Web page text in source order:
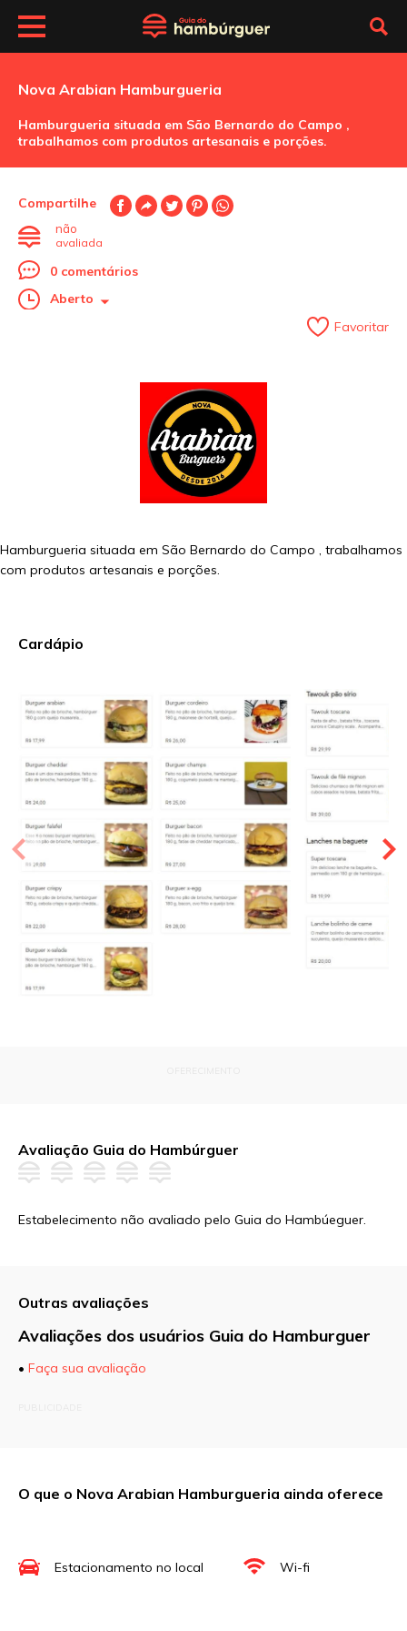
Nova Arabian Hamburgueria
Hamburgueria situada em São Bernardo do Campo ,
trabalhamos com produtos artesanais e porções.
Compartilhe
não
avaliada
0 comentários
Aberto
Favoritar
Hamburgueria situada em São Bernardo do Campo , trabalhamos
com produtos artesanais e porções.
Cardápio
Avaliação Guia do Hambúrguer
Estabelecimento não avaliado pelo Guia do Hambúeguer.
Outras avaliações
Avaliações dos usuários Guia do Hamburguer
• Faça sua avaliação
Nome*
O que o Nova Arabian Hamburgueria ainda oferece
Estacionamento no local Wi-fi